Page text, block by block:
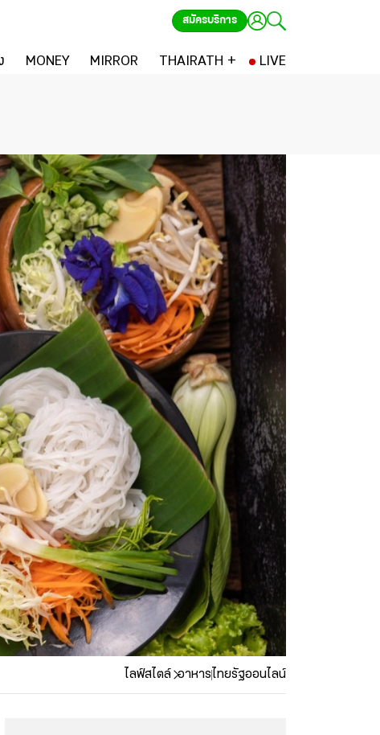
สมัครบริการ
MONEY MIRROR THAIRATH + LIVE
ไลฟ์สไตล์ อาหารไทยรัฐออนไลน์